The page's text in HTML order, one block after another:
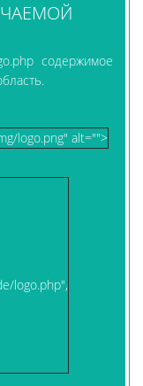
содержимое
logo.png" alt="">
logo.php",